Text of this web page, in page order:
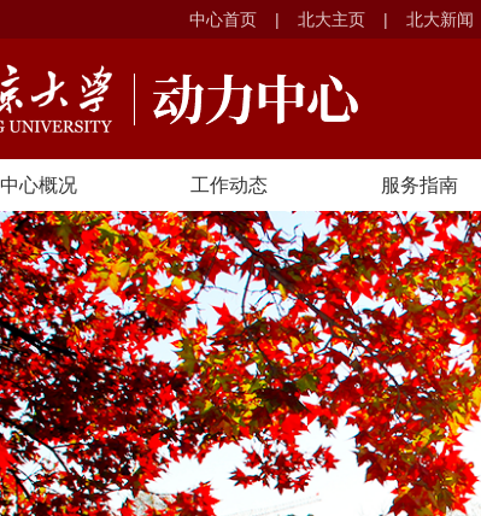
中心首页 | 北大主页 | 北大新闻
中心概况 工作动态 服务指南